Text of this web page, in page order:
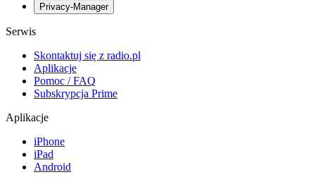
Privacy-Manager
Serwis
Skontaktuj się z radio.pl
Aplikacje
Pomoc / FAQ
Subskrypcja Prime
Aplikacje
iPhone
iPad
Android